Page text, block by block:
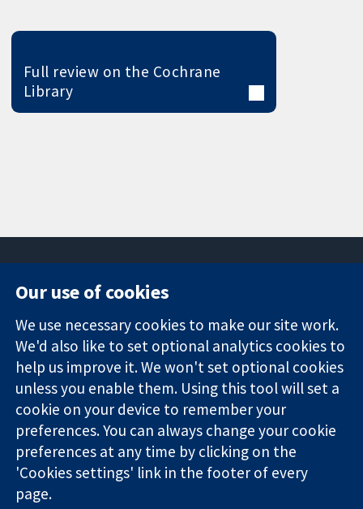
Full review on the Cochrane
Library
Trusted
evidence.
Informed
decisions.
Better health.
Square
London
W1G 0AN
Inggris
News
Press office
About us
Jobs
Cochrane
Library
The Cochrane Collaboration is a charity (no. 1045921) and a
company limited by guarantee (no. 03044323) registered in
Our use of cookies
We use necessary cookies to make our site work.
We'd also like to set optional analytics cookies to
help us improve it. We won't set optional cookies
unless you enable them. Using this tool will set a
cookie on your device to remember your
preferences. You can always change your cookie
preferences at any time by clicking on the
'Cookies settings' link in the footer of every
page.